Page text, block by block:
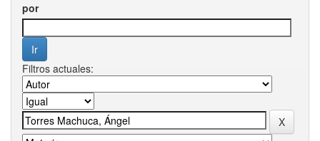
por
Filtros actuales: